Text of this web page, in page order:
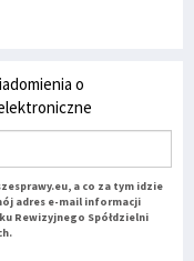
o
a co za tym idzie
adres e-mail informacji
Rewizyjnego Spółdzielni